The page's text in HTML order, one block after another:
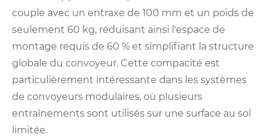
couple avec un entraxe de 100 mm et un poids de
seulement 60 kg, réduisant ainsi l'espace de
montage requis de 60 % et simplifiant la structure
globale du convoyeur. Cette compacité est
particulièrement intéressante dans les systèmes
de convoyeurs modulaires, où plusieurs
entraînements sont utilisés sur une surface au sol
limitée.